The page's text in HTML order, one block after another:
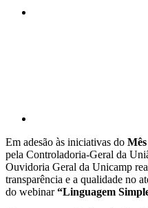
Em adesão às iniciativas do
pela Controladoria-Geral da
Ouvidoria Geral da Unicamp
transparência e a qualidade no
do webinar“Linguagem